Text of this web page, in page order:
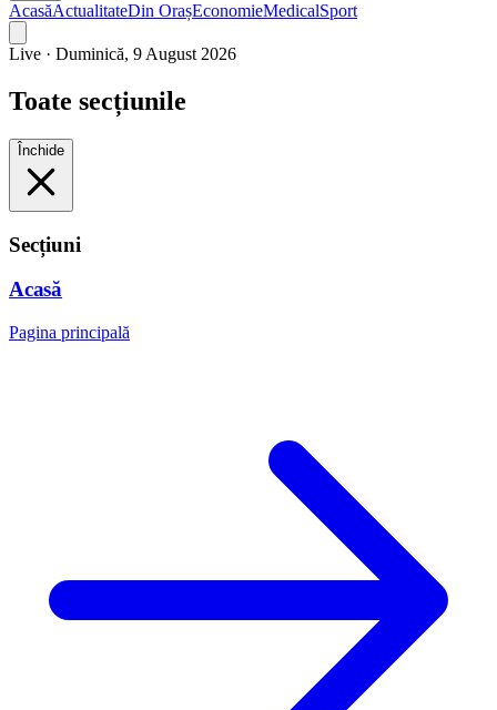
AcasăActualitateDin OrașEconomieMedicalSport
Live · Duminică, 9 August 2026
Toate secțiunile
Închide
Secțiuni
Acasă
Pagina principală